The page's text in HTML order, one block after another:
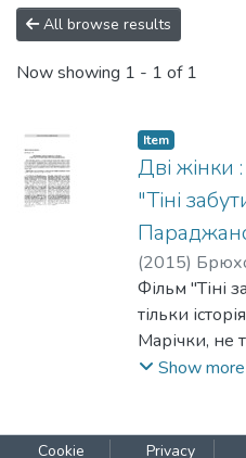
All browse results
Now showing 1 - 1 of 1
Item
Дві жінки
"Тіні
(2015)
Фільм "Тіні
тільки
Марічки, не
історія
або однієї
Show more
Cookie Privacy